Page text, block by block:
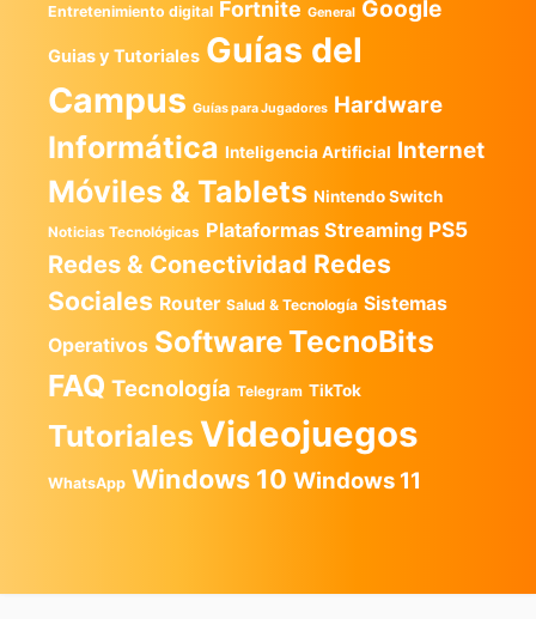
Entretenimiento digital Fortnite General Google
Guias y Tutoriales Guías del
Campus Guías para Jugadores Hardware
Informática Inteligencia Artificial Internet
Móviles & Tablets Nintendo Switch
Noticias Tecnológicas Plataformas Streaming PS5
Redes & Conectividad Redes
Sociales Router Salud & Tecnología Sistemas
Operativos SoftwareTecnoBits
FAQ Tecnología Telegram TikTok
Tutoriales Videojuegos
WhatsApp Windows 10 Windows 11